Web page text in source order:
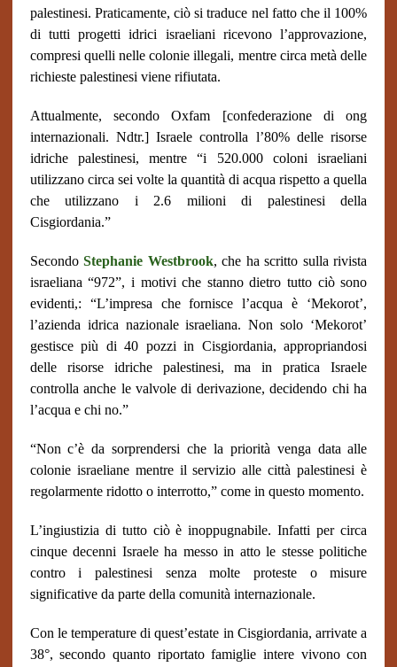
palestinesi. Praticamente, ciò si traduce nel fatto che il 100%
di tutti progetti idrici israeliani ricevono l’approvazione,
compresi quelli nelle colonie illegali, mentre circa metà delle
richieste palestinesi viene rifiutata.
Attualmente, secondo Oxfam [confederazione di ong
internazionali. Ndtr.] Israele controlla l’80% delle risorse
idriche palestinesi, mentre “i 520.000 coloni israeliani
utilizzano circa sei volte la quantità di acqua rispetto a quella
che utilizzano i 2.6 milioni di palestinesi della
Cisgiordania.”
SecondoStephanie Westbrook, che ha scritto sulla rivista
israeliana “972”, i motivi che stanno dietro tutto ciò sono
evidenti,: “L’impresa che fornisce l’acqua è ‘Mekorot’,
l’azienda idrica nazionale israeliana. Non solo ‘Mekorot’
gestisce più di 40 pozzi in Cisgiordania, appropriandosi
delle risorse idriche palestinesi, ma in pratica Israele
controlla anche le valvole di derivazione, decidendo chi ha
l’acqua e chi no.”
“Non c’è da sorprendersi che la priorità venga data alle
colonie israeliane mentre il servizio alle città palestinesi è
regolarmente ridotto o interrotto,” come in questo momento.
L’ingiustizia di tutto ciò è inoppugnabile. Infatti per circa
cinque decenni Israele ha messo in atto le stesse politiche
contro i palestinesi senza molte proteste o misure
significative da parte della comunità internazionale.
Con le temperature di quest’estate in Cisgiordania, arrivate a
38°, secondo quanto riportato famiglie intere vivono con